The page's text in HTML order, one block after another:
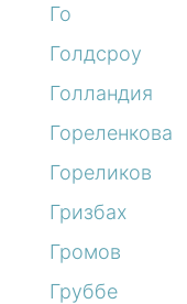
Го
Голдсроу
Голландия
Гореленкова
Гореликов
Гризбах
Громов
Груббе